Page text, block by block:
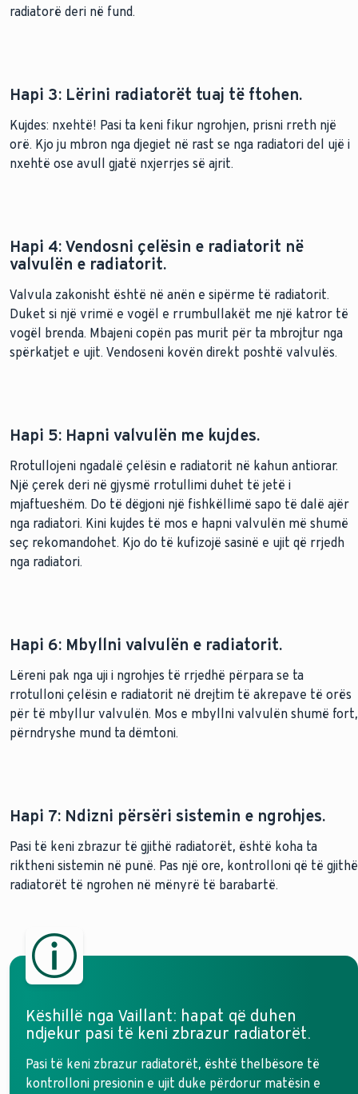
radiatorë deri në fund.
Hapi 3: Lërini radiatorët tuaj të ftohen.
Kujdes: nxehtë! Pasi ta keni fikur ngrohjen, prisni rreth një
orë. Kjo ju mbron nga djegiet në rast se nga radiatori del ujë i
nxehtë ose avull gjatë nxjerrjes së ajrit.
Hapi 4: Vendosni çelësin e radiatorit në
valvulën e radiatorit.
Valvula zakonisht është në anën e sipërme të radiatorit.
Duket si një vrimë e vogël e rrumbullakët me një katror të
vogël brenda. Mbajeni copën pas murit për ta mbrojtur nga
spërkatjet e ujit. Vendoseni kovën direkt poshtë valvulës.
Hapi 5: Hapni valvulën me kujdes.
Rrotullojeni ngadalë çelësin e radiatorit në kahun antiorar.
Një çerek deri në gjysmë rrotullimi duhet të jetë i
mjaftueshëm. Do të dëgjoni një fishkëllimë sapo të dalë ajër
nga radiatori. Kini kujdes të mos e hapni valvulën më shumë
seç rekomandohet. Kjo do të kufizojë sasinë e ujit që rrjedh
nga radiatori.
Hapi 6: Mbyllni valvulën e radiatorit.
Lëreni pak nga uji i ngrohjes të rrjedhë përpara se ta
rrotulloni çelësin e radiatorit në drejtim të akrepave të orës
për të mbyllur valvulën. Mos e mbyllni valvulën shumë fort,
përndryshe mund ta dëmtoni.
Hapi 7: Ndizni përsëri sistemin e ngrohjes.
Pasi të keni zbrazur të gjithë radiatorët, është koha ta
riktheni sistemin në punë. Pas një ore, kontrolloni që të gjithë
radiatorët të ngrohen në mënyrë të barabartë.
Këshillë nga Vaillant: hapat që duhen
ndjekur pasi të keni zbrazur radiatorët.
Pasi të keni zbrazur radiatorët, është thelbësore të
kontrolloni presionin e ujit duke përdorur matësin e